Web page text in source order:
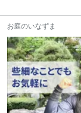
お庭のいなずま